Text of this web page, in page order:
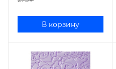
В корзину